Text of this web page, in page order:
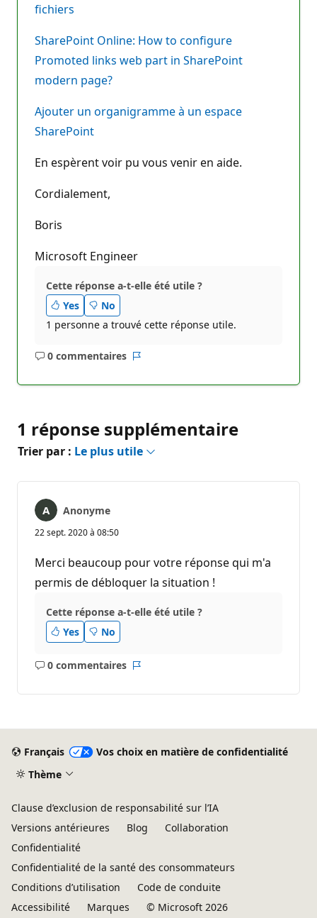
fichiers
SharePoint Online: How to configure
Promoted links web part in SharePoint
modern page?
Ajouter un organigramme à un espace
SharePoint
En espèrent voir pu vous venir en aide.
Cordialement,
Boris
Microsoft Engineer
Cette réponse a-t-elle été utile ?
Yes
No
1 personne a trouvé cette réponse utile.
0 commentaires
Aucun
1 réponse supplémentaire
Trier par : Le plus utile
Anonyme
22 sept. 2020 à 08:50
Merci beaucoup pour votre réponse qui m'a
permis de débloquer la situation !
Cette réponse a-t-elle été utile ?
Yes
No
0 commentaires
Aucun
Français
Vos choix en matière de confidentialité
Thème
Clause d’exclusion de responsabilité sur l’IA
Versions antérieures
Blog
Collaboration
Confidentialité
Confidentialité de la santé des consommateurs
Conditions d’utilisation
Code de conduite
Accessibilité
Marques © Microsoft 2026